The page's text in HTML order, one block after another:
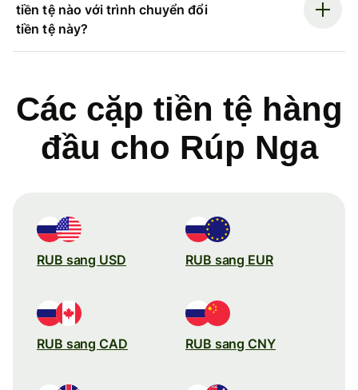
tiền tệ nào với trình chuyển đổi
tiền tệ này?
Các cặp tiền tệ hàng
đầu cho Rúp Nga
RUB sang USD RUB sang EUR
RUB sang CAD RUB sang CNY